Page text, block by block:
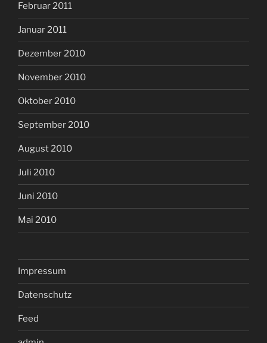
Februar 2011
Januar 2011
Dezember 2010
November 2010
Oktober 2010
September 2010
August 2010
Juli 2010
Juni 2010
Mai 2010
Impressum
Datenschutz
Feed